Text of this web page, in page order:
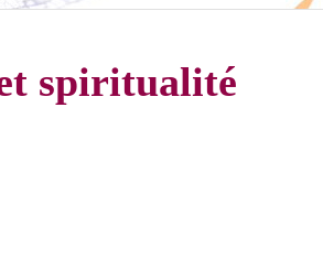
spiritualité